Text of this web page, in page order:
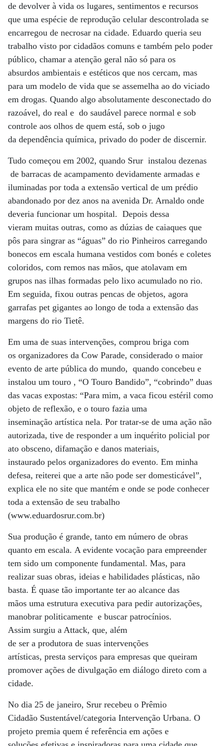
de devolver à vida os lugares, sentimentos e recursos
que uma espécie de reprodução celular descontrolada se
encarregou de necrosar na cidade. Eduardo queria seu
trabalho visto por cidadãos comuns e também pelo poder
público, chamar a atenção geral não só para os
absurdos ambientais e estéticos que nos cercam, mas
para um modelo de vida que se assemelha ao do viciado
em drogas. Quando algo absolutamente desconectado do
razoável, do real e do saudável parece normal e sob
controle aos olhos de quem está, sob o jugo
da dependência química, privado do poder de discernir.
Tudo começou em 2002, quando Srur instalou dezenas
de barracas de acampamento devidamente armadas e
iluminadas por toda a extensão vertical de um prédio
abandonado por dez anos na avenida Dr. Arnaldo onde
deveria funcionar um hospital. Depois dessa
vieram muitas outras, como as dúzias de caiaques que
pôs para singrar as “águas” do rio Pinheiros carregando
bonecos em escala humana vestidos com bonés e coletes
coloridos, com remos nas mãos, que atolavam em
grupos nas ilhas formadas pelo lixo acumulado no rio.
Em seguida, fixou outras pencas de objetos, agora
garrafas pet gigantes ao longo de toda a extensão das
margens do rio Tietê.
Em uma de suas intervenções, comprou briga com
os organizadores da Cow Parade, considerado o maior
evento de arte pública do mundo, quando concebeu e
instalou um touro , “O Touro Bandido”, “cobrindo” duas
das vacas expostas: “Para mim, a vaca ficou estéril como
objeto de reflexão, e o touro fazia uma
inseminação artística nela. Por tratar-se de uma ação não
autorizada, tive de responder a um inquérito policial por
ato obsceno, difamação e danos materiais,
instaurado pelos organizadores do evento. Em minha
defesa, reiterei que a arte não pode ser domesticável”,
explica ele no site que mantém e onde se pode conhecer
toda a extensão de seu trabalho
(www.eduardosrur.com.br)
Sua produção é grande, tanto em número de obras
quanto em escala. A evidente vocação para empreender
tem sido um componente fundamental. Mas, para
realizar suas obras, ideias e habilidades plásticas, não
basta. É quase tão importante ter ao alcance das
mãos uma estrutura executiva para pedir autorizações,
manobrar politicamente e buscar patrocínios.
Assim surgiu a Attack, que, além
de ser a produtora de suas intervenções
artísticas, presta serviços para empresas que queiram
promover ações de divulgação em diálogo direto com a
cidade.
No dia 25 de janeiro, Srur recebeu o Prêmio
Cidadão Sustentável/categoria Intervenção Urbana. O
projeto premia quem é referência em ações e